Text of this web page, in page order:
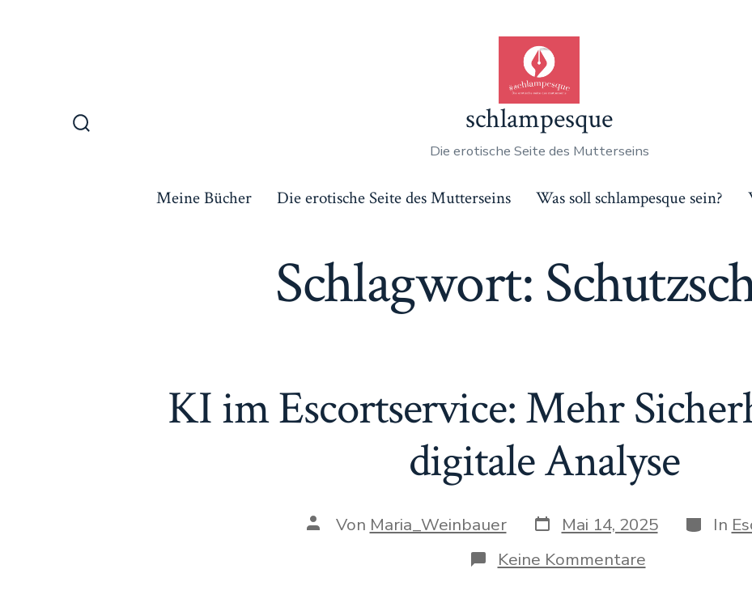
schlampesque
Die erotische Seite des Mutterseins
Meine Bücher Die erotische Seite des Mutterseins Was soll schlampesque sein?
Schlagwort:
KI im Escortservice: Mehr
digitale Analyse
Beitragsautor
Von Maria_Weinbauer Veröffentlichungsdatum
Mai 14, 2025 In
Keine Kommentarezu
KI